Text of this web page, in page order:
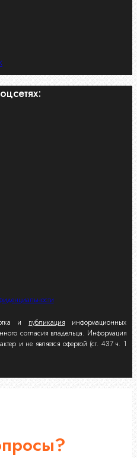
и публикация информационных
согласия владельца. Информация
и не является офертой (ст. 437 ч. 1